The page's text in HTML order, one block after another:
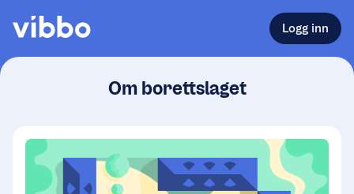
Logg inn
Om borettslaget